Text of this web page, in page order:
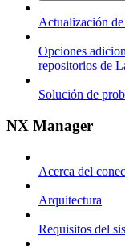
Actualización
Opciones
repositorios de
Solución de
NX Manager
Acerca del
Arquitectura
Requisitos del